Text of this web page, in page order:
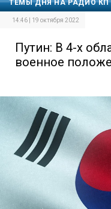
ТЕМЫ ДНЯ НА РАДИО КП
14:46 | 19 октября 2022
Путин: В 4-х
военное